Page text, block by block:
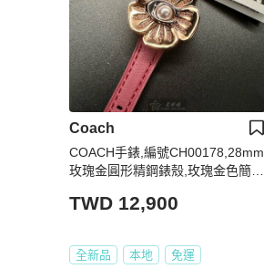
Coach
COACH手錶,編號CH00178,28mm
玫瑰金圓形精鋼錶殼,玫瑰金色簡
錶帶款
TWD 12,900
全新品 本地 免運